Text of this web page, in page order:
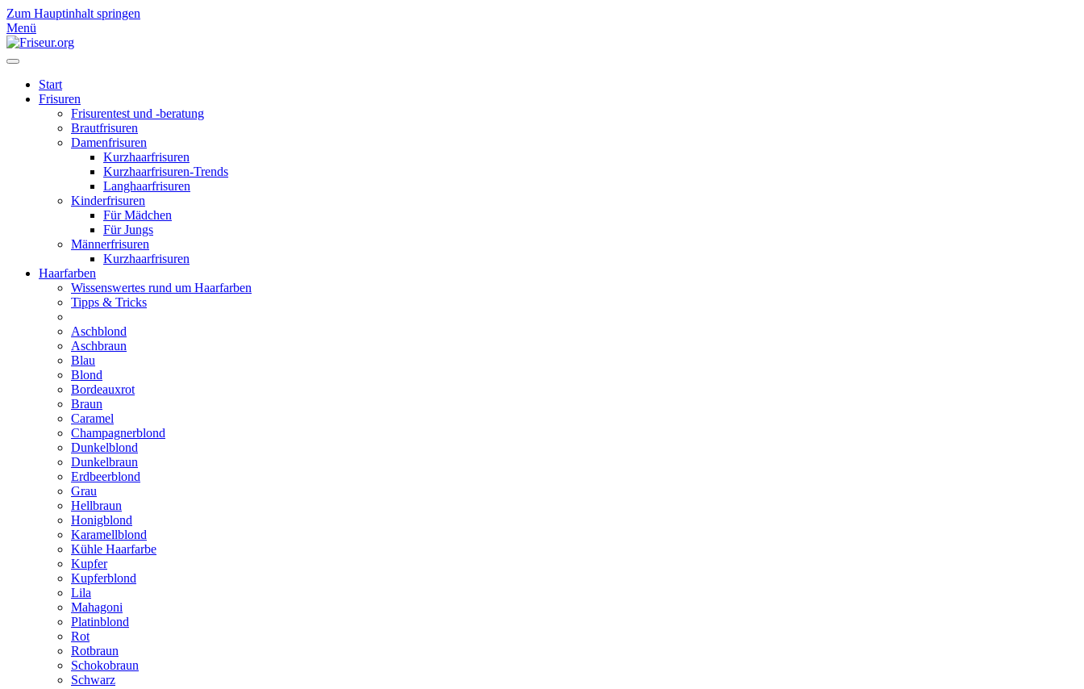
Zum Hauptinhalt springen
Menü
Start
Frisuren
Frisurentest und -beratung
Brautfrisuren
Damenfrisuren
Kurzhaarfrisuren
Kurzhaarfrisuren-Trends
Langhaarfrisuren
Kinderfrisuren
Für Mädchen
Für Jungs
Männerfrisuren
Kurzhaarfrisuren
Haarfarben
Wissenswertes rund um Haarfarben
Tipps & Tricks
Aschblond
Aschbraun
Blau
Blond
Bordeauxrot
Braun
Caramel
Champagnerblond
Dunkelblond
Dunkelbraun
Erdbeerblond
Grau
Hellbraun
Honigblond
Karamellblond
Kühle Haarfarbe
Kupfer
Kupferblond
Lila
Mahagoni
Platinblond
Rot
Rotbraun
Schokobraun
Schwarz